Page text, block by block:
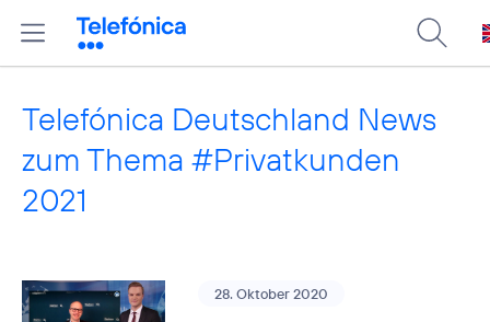
Telefónica Deutschland News
zum Thema #Privatkunden
2021
28. Oktober 2020